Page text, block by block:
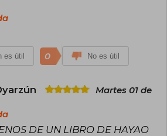
es útil 0 No es útil
Martes 01 de
DE UN LIBRO DE HAYAO